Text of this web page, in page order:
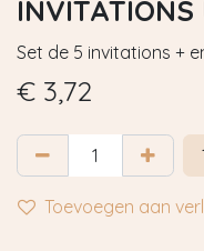
INVITATIONS
Set de 5 invitations +
€ 3,72
Toevoegen aan